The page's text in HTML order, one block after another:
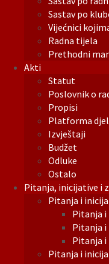
Sastav po
Vijećnici
Radna tijela
Prethodni
Akti
Statut
Poslovnik o
Propisi
Platforma
Izvještaji
Budžet
Odluke
Ostalo
Pitanja, inicijative i
Pitanja i
Pitanja i
Pitanja i
Pitanja
Pitanja i